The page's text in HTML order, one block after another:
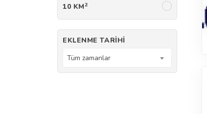
10 KM2
EKLENME TARIHI
Tüm zamanlar